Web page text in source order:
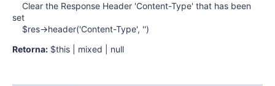
Clear the Response Header 'Content-Type' that has been
set
$res->header('Content-Type', '')
Retorna: $this | mixed | null